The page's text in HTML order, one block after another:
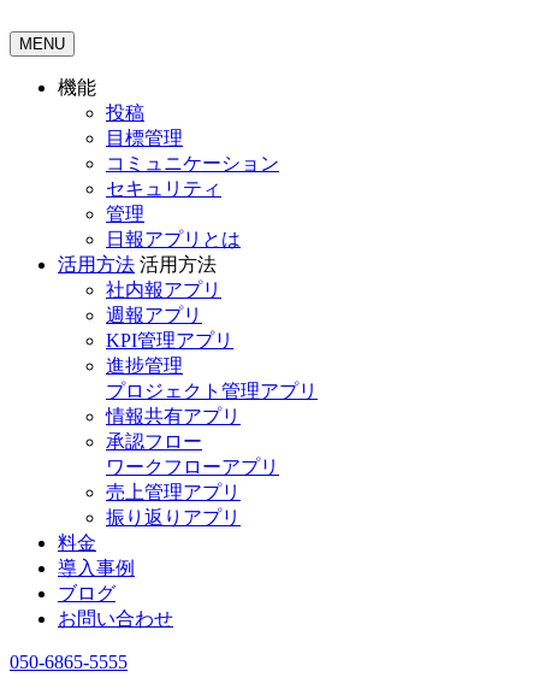
MENU
機能
投稿
目標管理
コミュニケーション
セキュリティ
管理
日報アプリとは
活用方法 活用方法
社内報アプリ
週報アプリ
KPI管理アプリ
進捗管理
プロジェクト管理アプリ
情報共有アプリ
承認フロー
ワークフローアプリ
売上管理アプリ
振り返りアプリ
料金
導入事例
ブログ
お問い合わせ
050-6865-5555